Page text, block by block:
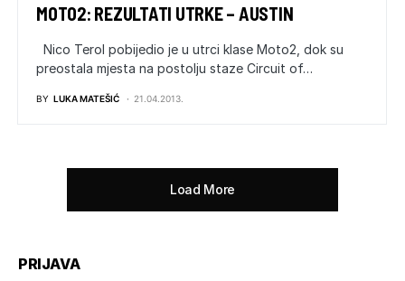
MOTO2: REZULTATI UTRKE – AUSTIN
Nico Terol pobijedio je u utrci klase Moto2, dok su
preostala mjesta na postolju staze Circuit of…
BY LUKA MATEŠIĆ 21.04.2013.
Load More
PRIJAVA